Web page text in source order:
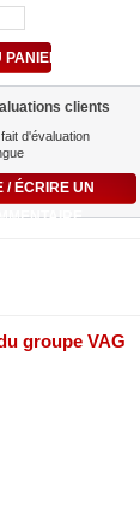
clients
d'évaluation
/ ÉCRIRE UN
groupe VAG